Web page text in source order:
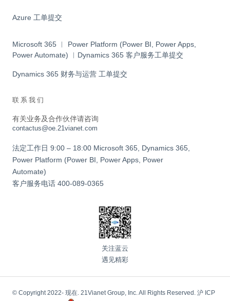
Azure 工单提交
Microsoft 365 ︱ Power Platform (Power BI, Power Apps,
Power Automate) ︱Dynamics 365 客户服务工单提交
Dynamics 365 财务与运营 工单提交
联系我们
有关业务及合作伙伴请咨询
contactus@oe.21vianet.com
法定工作日 9:00 – 18:00 Microsoft 365, Dynamics 365,
Power Platform (Power BI, Power Apps, Power
Automate)
客户服务电话 400-089-0365
关注蓝云
遇见精彩
© Copyright 2022- 现在. 21Vianet Group, Inc. All Rights Reserved. 沪 ICP